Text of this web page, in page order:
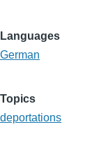
Languages
German
Topics
deportations